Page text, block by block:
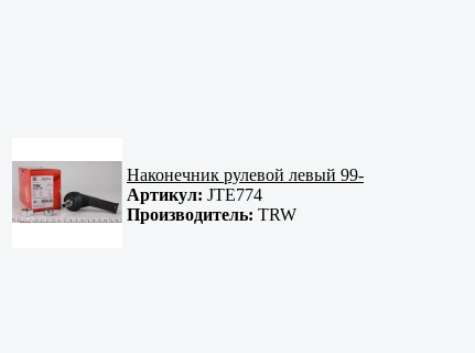
Наконечник рулевой левый 99-
Артикул: JTE774
Производитель: TRW